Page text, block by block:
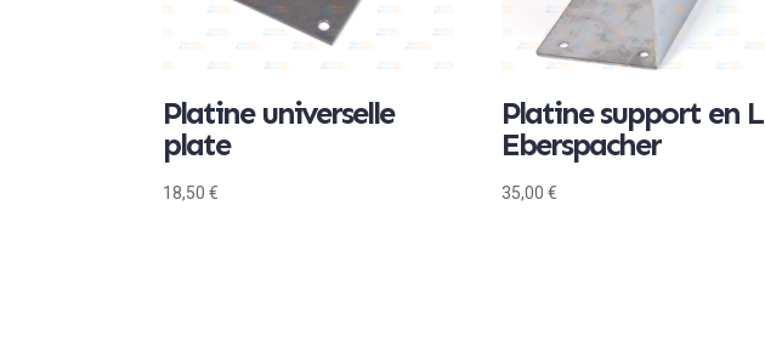
Platine universelle
plate
18,50€
Platine support en L
Eberspacher
35,00€